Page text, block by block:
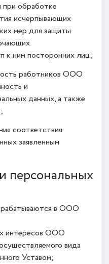
при обработке
исчерпывающих
мер для защиты
к ним посторонних лиц;
работников ООО
и
данных, а также
соответствия
заявленным
персональных
в ООО
интересов ООО
вида
Уставом;